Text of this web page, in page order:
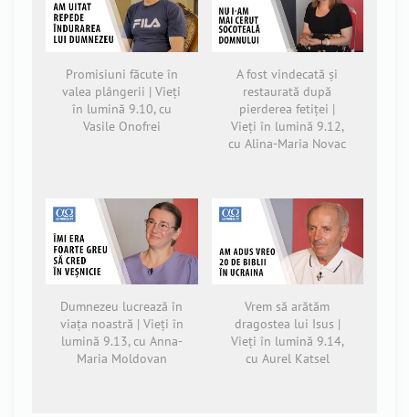
Promisiuni făcute în
valea plângerii | Vieți
în lumină 9.10, cu
Vasile Onofrei
A fost vindecată și
restaurată după
pierderea fetiței |
Vieți în lumină 9.12,
cu Alina-Maria Novac
Dumnezeu lucrează în
viața noastră | Vieți în
lumină 9.13, cu Anna-
Maria Moldovan
Vrem să arătăm
dragostea lui Isus |
Vieți în lumină 9.14,
cu Aurel Katsel